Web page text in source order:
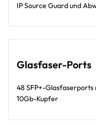
IP Source Guard und
Glasfaser-Ports
48 SFP+-
10Gb-Kupfer